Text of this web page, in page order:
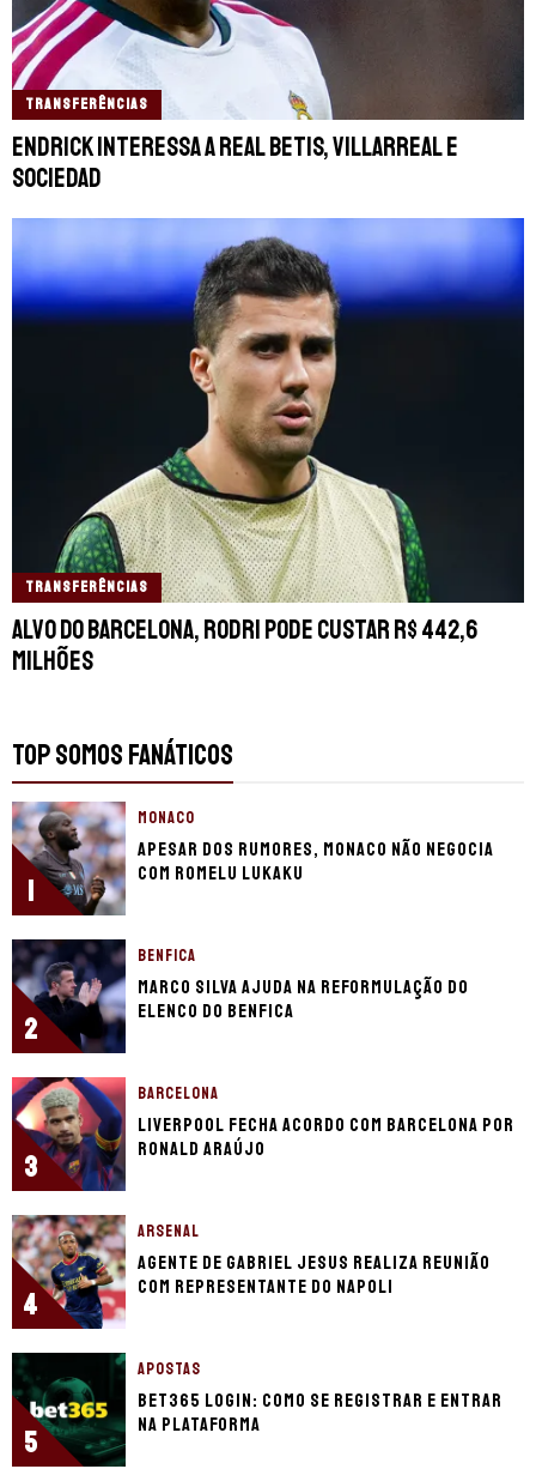
TRANSFERÊNCIAS
Endrick interessa a Real Betis, Villarreal e
Sociedad
TRANSFERÊNCIAS
Alvo do Barcelona, Rodri pode custar R$ 442,6
milhões
TOP SOMOS FANÁTICOS
1
MONACO
Apesar dos rumores, Monaco não negocia
com Romelu Lukaku
2
BENFICA
Marco Silva ajuda na reformulação do
elenco do Benfica
3
BARCELONA
Liverpool fecha acordo com Barcelona por
Ronald Araújo
4
ARSENAL
Agente de Gabriel Jesus realiza reunião
com representante do Napoli
5
APOSTAS
bet365 login: como se registrar e entrar
na plataforma